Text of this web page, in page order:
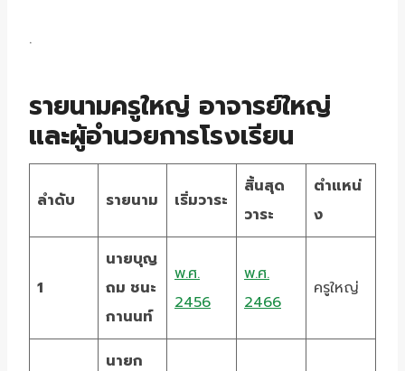
.
รายนามครูใหญ่ อาจารย์ใหญ่
และผู้อำนวยการโรงเรียน
ลำดับ รายนาม เริ่มวาระ
สิ้นสุด
วาระ
ตำแหน่
ง
1
นายบุญ
ถม ชนะ
กานนท์
พ.ศ.
2456
พ.ศ.
2466
ครูใหญ่
นายก